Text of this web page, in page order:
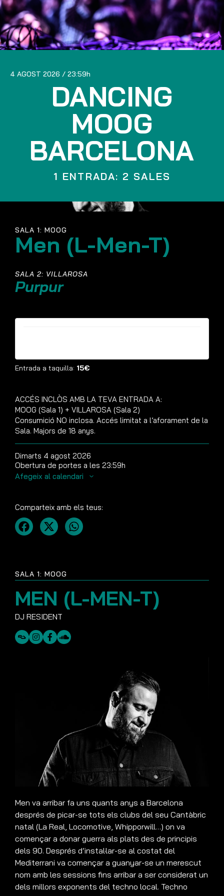
4 AGOST 2026 23:59
DANCING
MOOG
BARCELONA
1 ENTRADA: 2 SALES
SALA 1: MOOG
MEN (L-MEN-T)
Men va arribar fa uns quants anys a Barcelona
després de picar-se tots els clubs del seu Cantàbric
natal (La Real, Locomotive, Whipporwill…) on va
començar a donar guerra als plats des de principis
dels 90. Després d’instal·lar-se al costat del
Mediterrani va començar a guanyar-se un merescut
nom amb les sessions fins arribar a ser considerat un
dels millors exponents del techno local. Techno
SALA 1: MOOG
Men (L-Men-T)
SALA 2: VILLAROSA
Purpur
Entrada a taquilla: 15€
ACCÉS INCLÒS AMB LA TEVA ENTRADA A:
MOOG (Sala 1) + VILLAROSA (Sala 2)
Consumició NO inclosa. Accés limitat a l’aforament de la
Sala. Majors de 18 anys.
Dimarts 4 agost 2026
Obertura de portes a les 23:59h
Afegeix al calendari
Comparteix amb els teus: